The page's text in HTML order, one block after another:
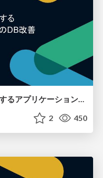
Google Cloudとo11yで実現するアプリケーション開発者主体のDB改善
2 450